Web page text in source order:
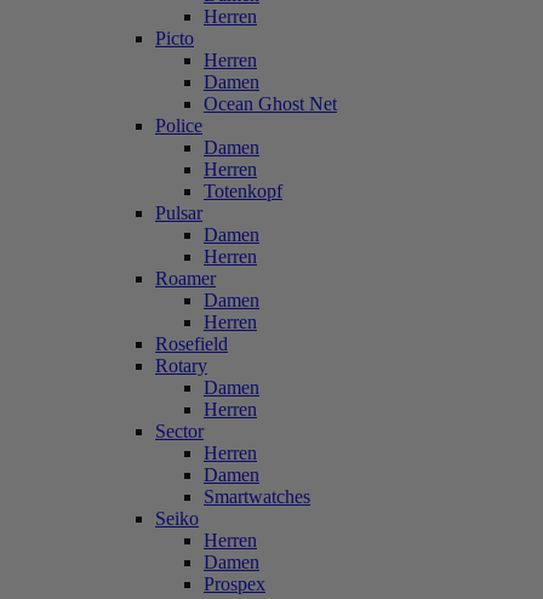
Herren
Picto
Herren
Damen
Ocean Ghost Net
Police
Damen
Herren
Totenkopf
Pulsar
Damen
Herren
Roamer
Damen
Herren
Rosefield
Rotary
Damen
Herren
Sector
Herren
Damen
Smartwatches
Seiko
Herren
Damen
Prospex